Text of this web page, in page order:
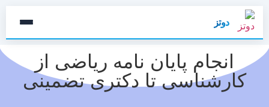
دوتز
انجام پایان نامه ریاضی از
کارشناسی تا دکتری تضمینی